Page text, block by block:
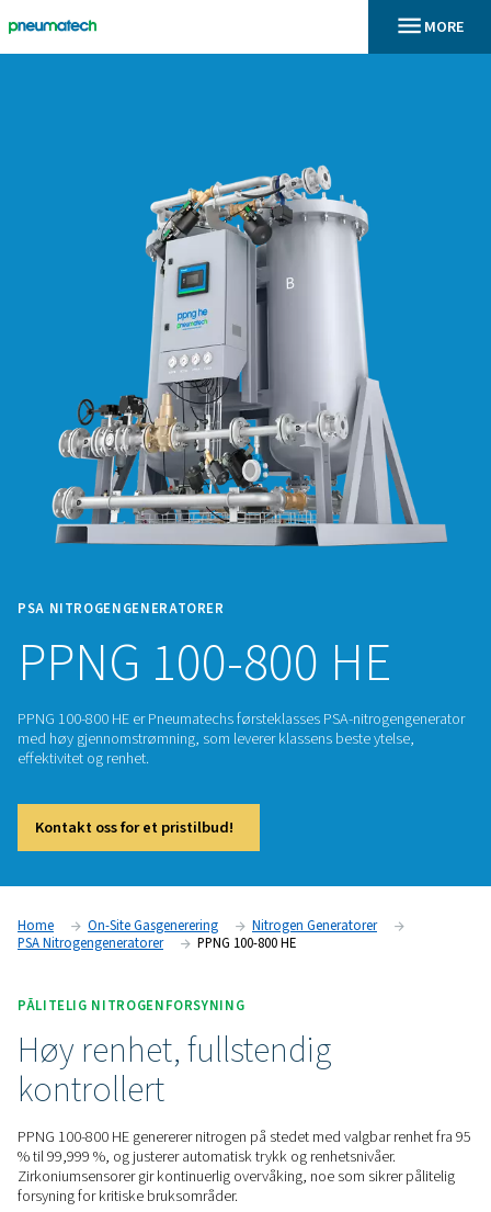
PSA NITROGENGENERATORER
PPNG 100-800 HE
med høy gjennomstrømning, som leverer klassens beste
effektivitet og renhet.
Kontakt oss for et pristilbud!
Home On-Site Gasgenerering
Nitrogen Generatorer
PSA Nitrogengeneratorer
PPNG 100-800 HE